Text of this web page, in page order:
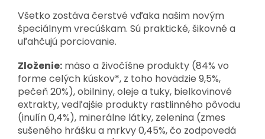
Všetko zostáva čerstvé vďaka našim novým
špeciálnym vrecúškam. Sú praktické, šikovné a
uľahčujú porciovanie.
Zloženie: mäso a živočíšne produkty (84% vo
forme celých kúskov*, z toho hovädzie 9,5%,
pečeň 20%), obilniny, oleje a tuky, bielkovinové
extrakty, vedľajšie produkty rastlinného pôvodu
(inulín 0,4%), minerálne látky, zelenina (zmes
sušeného hrášku a mrkvy 0,45%, čo zodpovedá